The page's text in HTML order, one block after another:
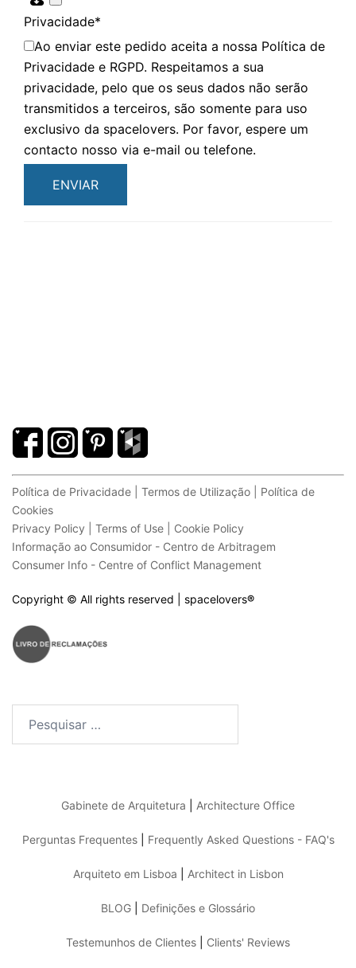
Privacidade*
Ao enviar este pedido aceita a nossa Política de
Privacidade e RGPD. Respeitamos a sua
privacidade, pelo que os seus dados não serão
transmitidos a terceiros, são somente para uso
exclusivo da spacelovers. Por favor, espere um
contacto nosso via e-mail ou telefone.
ENVIAR
Política de Privacidade | Termos de Utilização | Política de
Cookies
Privacy Policy | Terms of Use | Cookie Policy
Informação ao Consumidor - Centro de Arbitragem
Consumer Info - Centre of Conflict Management
Copyright © All rights reserved | spacelovers®
por:
Gabinete de Arquitetura Architecture Office
Perguntas Frequentes| Frequently Asked Questions - FAQ's
Arquiteto em Lisboa Architect in Lisbon
BLOG Definições e Glossário
Testemunhos de Clientes Clients' Reviews